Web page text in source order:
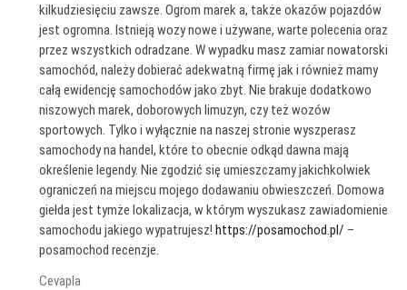
kilkudziesięciu zawsze. Ogrom marek a, także okazów pojazdów
jest ogromna. Istnieją wozy nowe i używane, warte polecenia oraz
przez wszystkich odradzane. W wypadku masz zamiar nowatorski
samochód, należy dobierać adekwatną firmę jak i również mamy
całą ewidencję samochodów jako zbyt. Nie brakuje dodatkowo
niszowych marek, doborowych limuzyn, czy też wozów
sportowych. Tylko i wyłącznie na naszej stronie wyszperasz
samochody na handel, które to obecnie odkąd dawna mają
określenie legendy. Nie zgodzić się umieszczamy jakichkolwiek
ograniczeń na miejscu mojego dodawaniu obwieszczeń. Domowa
giełda jest tymże lokalizacja, w którym wyszukasz zawiadomienie
samochodu jakiego wypatrujesz!https://posamochod.pl/ –
posamochod recenzje.
Cevapla